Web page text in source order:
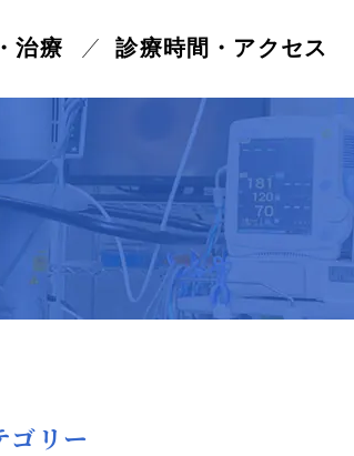
治療 診療時間・アクセス
ゴリー